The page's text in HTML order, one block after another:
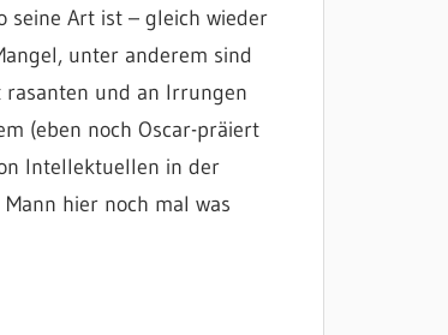
seine Art ist – gleich wieder
unter anderem sind
rasanten und an Irrungen
(eben noch Oscar-präiert
Intellektuellen in der
hier noch mal was